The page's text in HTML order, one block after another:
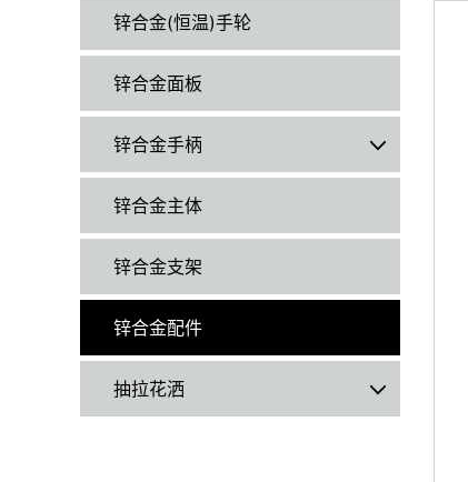
锌合金(恒温)手轮
锌合金面板
锌合金手柄
锌合金主体
锌合金支架
锌合金配件
抽拉花洒